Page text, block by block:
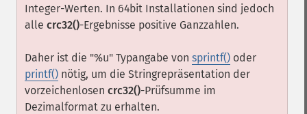
Integer-Werten. In 64bit Installationen sind jedoch
alle crc32()-Ergebnisse positive Ganzzahlen.
Daher ist die "%u" Typangabe von sprintf() oder
printf() nötig, um die Stringrepräsentation der
vorzeichenlosen crc32()-Prüfsumme im
Dezimalformat zu erhalten.